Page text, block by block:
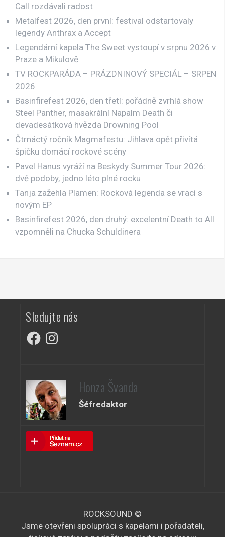
Call rozdávali radost
Metalfest 2026, den první: festival odstartovaly
legendy Anthrax a Accept
Legendární kapela The Sweet vystoupí v srpnu 2026 v
Praze a Mikulově
TV ROCKPARÁDA – PRÁZDNINOVÝ SPECIÁL – SRPEN
2026
Basinfirefest 2026, den třetí: pořádně zvrhlá show
Steel Panther, masakrální Napalm Death či
devadesátková hvězda Drowning Pool
Čtrnáctý ročník Magmafestu: Jihlava opět přivítá
špičku domácí rockové scény
Pavel Hanus vyráží na Beskydy Summer Tour 2026:
dvě podoby, jedno léto plné rocku
Tanja zažehla Plamen: Rocková legenda se vrací s
novým EP
Basinfirefest 2026, den druhý: excelentní Death to All
vzpomněli na Chucka Schuldinera
Sledujte nás
FacebookInstagram
Honza Švanda
Šéfredaktor
ROCKSOUND ©
Jsme otevřeni spolupráci s kapelami i pořadateli,